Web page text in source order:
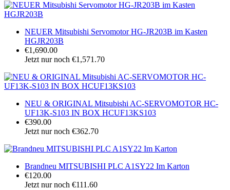
NEUER Mitsubishi Servomotor HG-JR203B im Kasten
HGJR203B
€1,690.00
Jetzt nur noch €1,571.70
NEU & ORIGINAL Mitsubishi AC-SERVOMOTOR HC-
UF13K-S103 IN BOX HCUF13KS103
€390.00
Jetzt nur noch €362.70
Brandneu MITSUBISHI PLC A1SY22 Im Karton
€120.00
Jetzt nur noch €111.60